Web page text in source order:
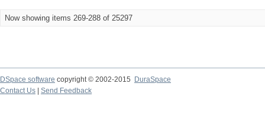
Now showing items 269-288 of 25297
DSpace software copyright © 2002-2015
DuraSpace
Contact Us
Send Feedback